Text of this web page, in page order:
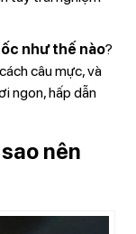
như thế nào?
câu mực, và
ngon, hấp dẫn
nên